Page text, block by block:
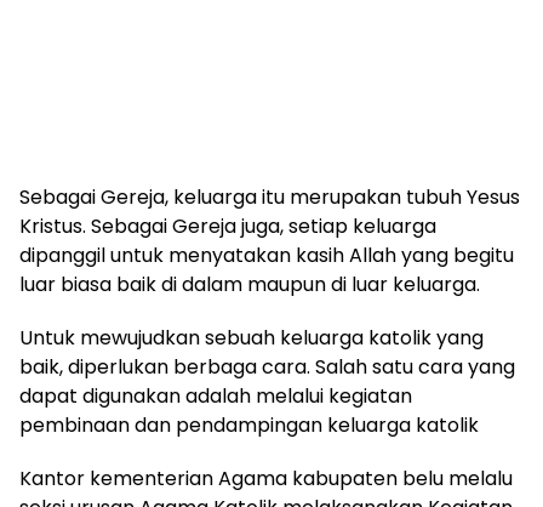
Sebagai Gereja, keluarga itu merupakan tubuh Yesus
Kristus. Sebagai Gereja juga, setiap keluarga
dipanggil untuk menyatakan kasih Allah yang begitu
luar biasa baik di dalam maupun di luar keluarga.
Untuk mewujudkan sebuah keluarga katolik yang
baik, diperlukan berbaga cara. Salah satu cara yang
dapat digunakan adalah melalui kegiatan
pembinaan dan pendampingan keluarga katolik
Kantor kementerian Agama kabupaten belu melalu